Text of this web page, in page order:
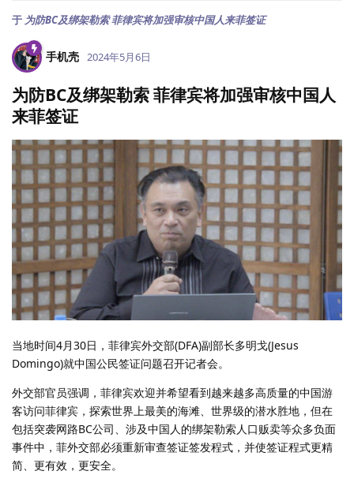
于 为防BC及绑架勒索 菲律宾将加强审核中国人来菲签证
手机壳 2024年5月6日
为防BC及绑架勒索 菲律宾将加强审核中国人
来菲签证
当地时间4月30日，菲律宾外交部(DFA)副部长多明戈(Jesus
Domingo)就中国公民签证问题召开记者会。
外交部官员强调，菲律宾欢迎并希望看到越来越多高质量的中国游
客访问菲律宾，探索世界上最美的海滩、世界级的潜水胜地，但在
包括突袭网路BC公司、涉及中国人的绑架勒索人口贩卖等众多负面
事件中，菲外交部必须重新审查签证签发程式，并使签证程式更精
简、更有效，更安全。